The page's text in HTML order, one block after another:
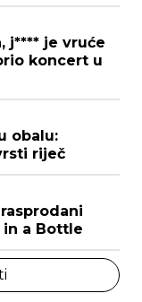
j**** je vruće
koncert u
obalu:
riječ
a Bottle